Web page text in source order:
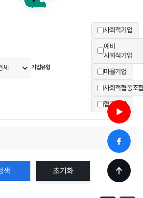
기업유형
사회적기업
예비
사회적기업
마을기업
사회적협동조
협동조합
초기화